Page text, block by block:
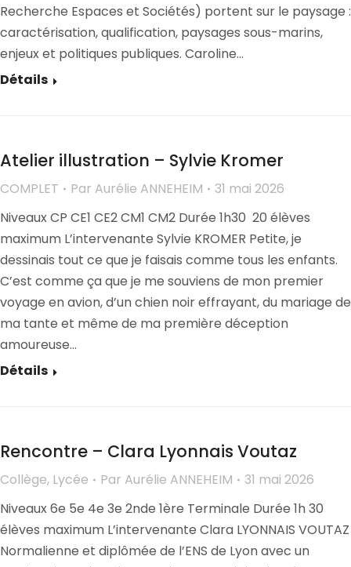
Recherche Espaces et Sociétés) portent sur le paysage :
caractérisation, qualification, paysages sous-marins,
enjeux et politiques publiques. Caroline…
Détails
Atelier illustration – Sylvie Kromer
COMPLET Par Aurélie ANNEHEIM
31 mai 2026
Niveaux CP CE1 CE2 CM1 CM2 Durée 1h30 20 élèves
maximum L’intervenante Sylvie KROMER Petite, je
dessinais tout ce que je faisais comme tous les enfants.
C’est comme ça que je me souviens de mon premier
voyage en avion, d’un chien noir effrayant, du mariage de
ma tante et même de ma première déception
amoureuse…
Détails
Rencontre – Clara Lyonnais Voutaz
Collège, Lycée Par Aurélie ANNEHEIM
31 mai 2026
Niveaux 6e 5e 4e 3e 2nde 1ère Terminale Durée 1h 30
élèves maximum L’intervenante Clara LYONNAIS VOUTAZ
Normalienne et diplômée de l’ENS de Lyon avec un